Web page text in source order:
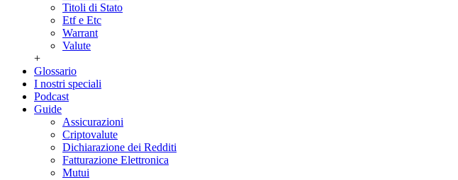
Titoli di Stato
Etf e Etc
Warrant
Valute
+
Glossario
I nostri speciali
Podcast
Guide
Assicurazioni
Criptovalute
Dichiarazione dei Redditi
Fatturazione Elettronica
Mutui